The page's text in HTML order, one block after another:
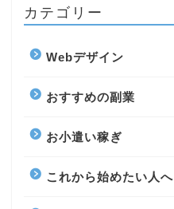
カテゴリー
Webデザイン
おすすめの副業
お小遣い稼ぎ
これから始めたい人へ